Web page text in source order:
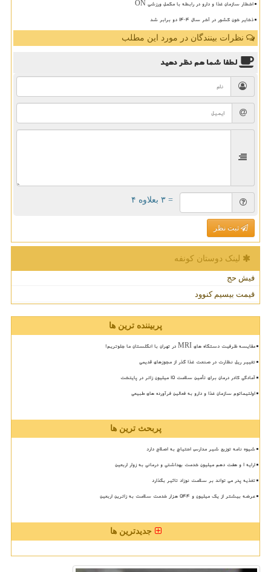
اخطار سازمان غذا و دارو در رابطه با مکمل ورزشی ON
ذخایر خون کشور در آخر سال ۱۴۰۴ دو برابر شد
نظرات بینندگان در مورد این مطلب
لطفا شما همنظر دهید
= ۳ بعلاوه ۴
ثبت نظر
لینک دوستان كونفه
فیش حج
قیمت بیسیم کنوود
پربیننده ترین ها
مقایسه ظرفیت دستگاه های MRI در تهران با انگلستان ما جلوتریم!
تغییر ریل نظارت در صنعت غذا گذر از مجوزهای قدیمی
آمادگی کادر درمان برای تأمین سلامت 15 میلیون زائر در پایتخت
اولتیماتوم سازمان غذا و دارو به فعالین فرآورده های طبیعی
پربحث ترین ها
شیوه نامه توزیع شیر مدارس احتیاج به اصلاح دارد
ارایه ۱ و هفت دهم میلیون خدمت بهداشتی و درمانی به زوار اربعین
تغذیه پدر می تواند بر سلامت نوزاد تاثیر بگذارد
عرضه بیشتر از یک میلیون و ۵۴۴ هزار خدمت سلامت به زائرین اربعین
جدیدترین ها